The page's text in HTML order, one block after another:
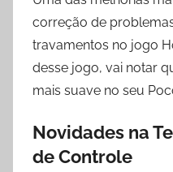
correção de
travamentos no jogo
desse jogo, vai notar
mais suave no seu
Novidades na
de Controle